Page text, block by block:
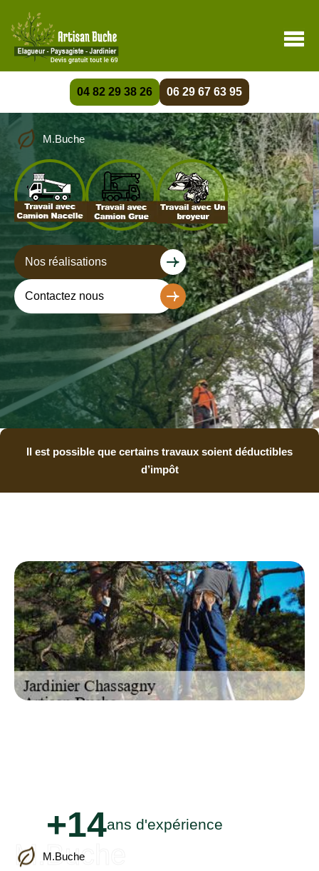
04 82 29 38 26 06 29 67 63 95
M.Buche
Nos réalisations
Contactez nous
Il est possible que certains travaux soient déductibles
d’impôt
+14ans d'expérience
M.Buche
M.Buche